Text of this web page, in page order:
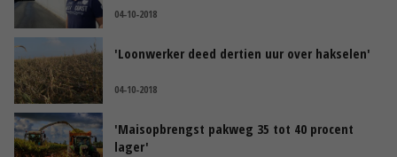
04-10-2018
'Loonwerker deed dertien uur over hakselen'
04-10-2018
'Maisopbrengst pakweg 35 tot 40 procent
lager'